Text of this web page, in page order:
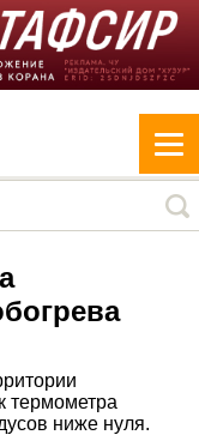
термометра
ниже нуля.